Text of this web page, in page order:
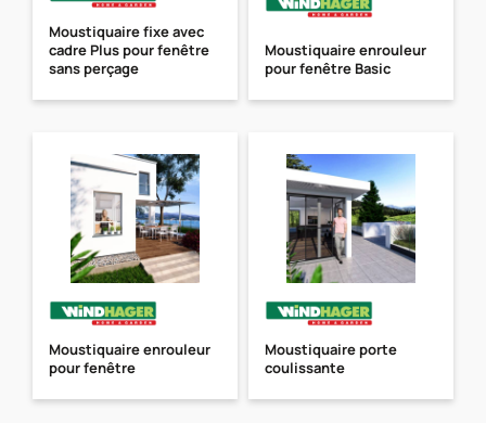
Moustiquaire fixe avec
cadre Plus pour fenêtre
sans perçage
Moustiquaire enrouleur
pour fenêtre Basic
Moustiquaire enrouleur
pour fenêtre
Moustiquaire porte
coulissante